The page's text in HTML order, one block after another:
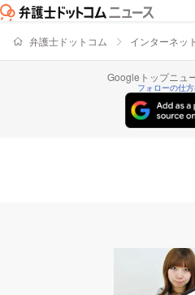
弁護士ドットコム インターネット
Googleトップニュ
フォローの仕